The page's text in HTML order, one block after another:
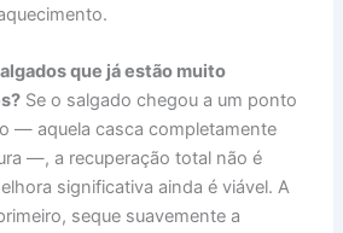
que já estão muito
Se o salgado chegou a um ponto
— aquela casca completamente
—, a recuperação total não é
significativa ainda é viável. A
seque suavemente a